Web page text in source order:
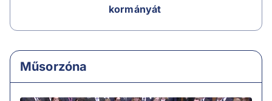
kormányát
Műsorzóna